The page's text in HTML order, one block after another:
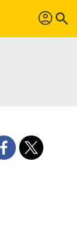
profil search